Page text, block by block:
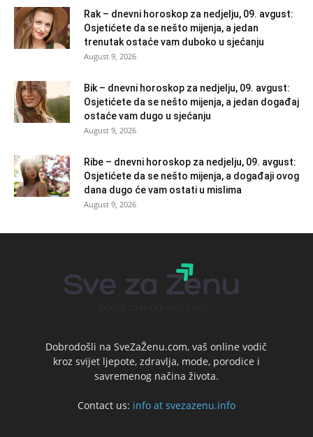
Rak – dnevni horoskop za nedjelju, 09. avgust:
Osjetićete da se nešto mijenja, a jedan
trenutak ostaće vam duboko u sjećanju
August 9, 2026
Bik – dnevni horoskop za nedjelju, 09. avgust:
Osjetićete da se nešto mijenja, a jedan događaj
ostaće vam dugo u sjećanju
August 9, 2026
Ribe – dnevni horoskop za nedjelju, 09. avgust:
Osjetićete da se nešto mijenja, a događaji ovog
dana dugo će vam ostati u mislima
August 9, 2026
Dobrodošli na SveZaŽenu.com, vaš online vodič
kroz svijet ljepote, zdravlja, mode, porodice i
savremenog načina života.
Contact us: info at svezazenu.info